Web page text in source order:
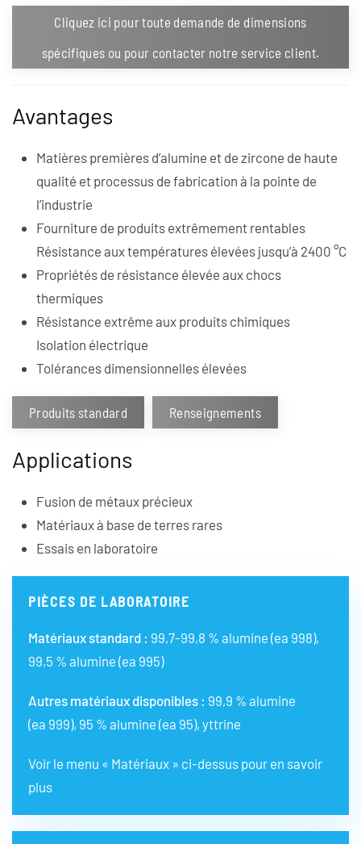
Cliquez ici pour toute demande de dimensions
spécifiques ou pour contacter notre service client.
Avantages
Matières premières d’alumine et de zircone de haute
qualité et processus de fabrication à la pointe de
l’industrie
Fourniture de produits extrêmement rentables
Résistance aux températures élevées jusqu’à 2400 °C
Propriétés de résistance élevée aux chocs
thermiques
Résistance extrême aux produits chimiques
Isolation électrique
Tolérances dimensionnelles élevées
Produits standard Renseignements
Applications
Fusion de métaux précieux
Matériaux à base de terres rares
Essais en laboratoire
PIÈCES DE LABORATOIRE
Matériaux standard : 99,7-99,8 % alumine (ea 998),
99,5 % alumine (ea 995)
Autres matériaux disponibles : 99,9 % alumine
(ea 999), 95 % alumine (ea 95), yttrine
Voir le menu « Matériaux » ci-dessus pour en savoir
plus